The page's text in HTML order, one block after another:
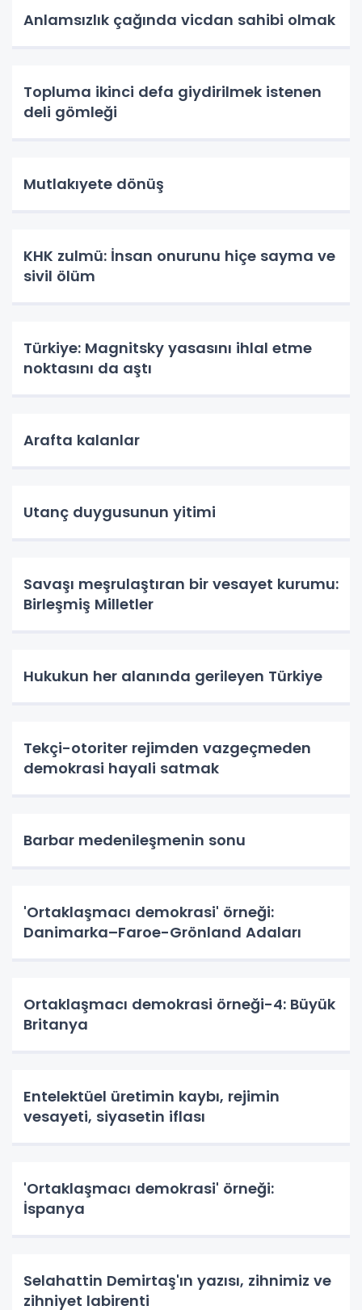
Anlamsızlık çağında vicdan sahibi olmak
Topluma ikinci defa giydirilmek istenen
deli gömleği
Mutlakıyete dönüş
KHK zulmü: İnsan onurunu hiçe sayma ve
sivil ölüm
Türkiye: Magnitsky yasasını ihlal etme
noktasını da aştı
Arafta kalanlar
Utanç duygusunun yitimi
Savaşı meşrulaştıran bir vesayet kurumu:
Birleşmiş Milletler
Hukukun her alanında gerileyen Türkiye
Tekçi-otoriter rejimden vazgeçmeden
demokrasi hayali satmak
Barbar medenileşmenin sonu
'Ortaklaşmacı demokrasi' örneği:
Danimarka–Faroe-Grönland Adaları
Ortaklaşmacı demokrasi örneği-4: Büyük
Britanya
Entelektüel üretimin kaybı, rejimin
vesayeti, siyasetin iflası
'Ortaklaşmacı demokrasi' örneği:
İspanya
Selahattin Demirtaş'ın yazısı, zihnimiz ve
zihniyet labirenti